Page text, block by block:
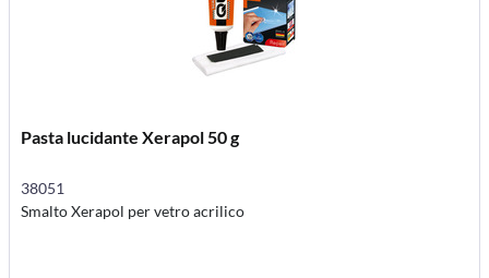
Pasta lucidante Xerapol 50 g
38051
Smalto Xerapol per vetro acrilico